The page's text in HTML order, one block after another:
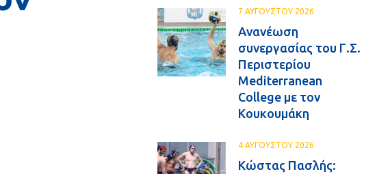
7 ΑΥΓΟΥΣΤΟΥ 2026
Ανανέωση
συνεργασίας του Γ.Σ.
Περιστερίου
Mediterranean
College με τον
Κουκουμάκη
4 ΑΥΓΟΥΣΤΟΥ 2026
Κώστας Πασλής: